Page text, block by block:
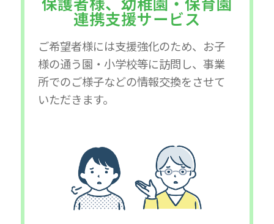
連携支援サービス
ご希望者様には支援強化のため、お子
様の通う園・小学校等に訪問し、事業
所でのご様子などの情報交換をさせて
いただきます。